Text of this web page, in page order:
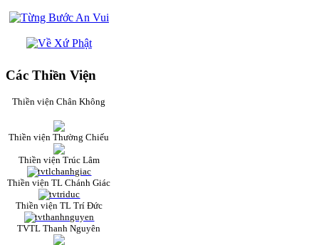
Các Thiền Viện
Thiền viện Chân Không
Thiền viện Thường Chiếu
Thiền viện Trúc Lâm
Thiền viện TL Chánh Giác
Thiền viện TL Trí Đức
TVTL Thanh Nguyên